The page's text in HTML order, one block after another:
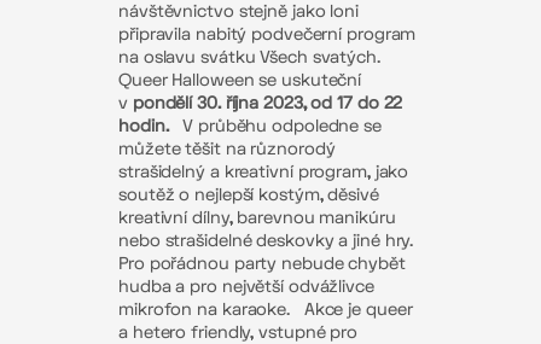
návštěvnictvo stejně jako loni
připravila nabitý podvečerní program
na oslavu svátku Všech svatých.
Queer Halloween se uskuteční
v pondělí 30. října 2023, od 17 do 22
hodin. V průběhu odpoledne se
můžete těšit na různorodý
strašidelný a kreativní program, jako
soutěž o nejlepší kostým, děsivé
kreativní dílny, barevnou manikúru
nebo strašidelné deskovky a jiné hry.
Pro pořádnou party nebude chybět
hudba a pro největší odvážlivce
mikrofon na karaoke.
Akce je queer
a hetero friendly, vstupné pro